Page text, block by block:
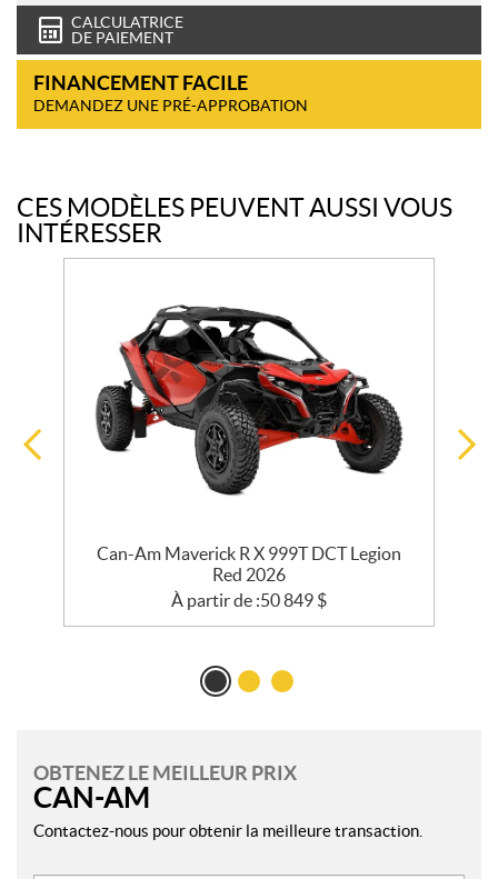
CALCULATRICE
DE PAIEMENT
FINANCEMENT FACILE
DEMANDEZ UNE PRÉ-APPROBATION
CES MODÈLES PEUVENT AUSSI VOUS
INTÉRESSER
Can-Am Maverick R X 999T DCT Legion
Red 2026
À partir de :50 849 $
OBTENEZ LE MEILLEUR PRIX
CAN-AM
Contactez-nous pour obtenir la meilleure transaction.